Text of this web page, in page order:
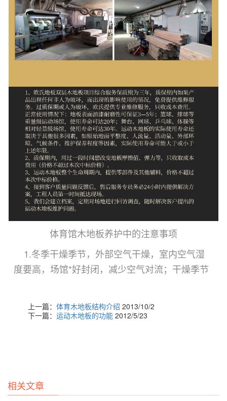
体育馆木地板养护中的注意事项
1.冬季干燥季节，外部空气干燥，室内空气湿
度要高，场馆*好封闭，减少空气对流；干燥季节
风，必要时可采用除湿机。
泡，木地板的含水率一般都要控制在12%以下，
上一篇： 体育木地板结构介绍 2013/10/2
下一篇： 运动木地板的功能 2012/5/23
相关文章